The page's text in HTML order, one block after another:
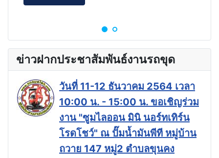
ข่าวฝากประชาสัมพันธ์งานรถขุด
วันที่ 11-12 ธันวาคม 2564 เวลา
10:00 น. - 15:00 น. ขอเชิญร่วม
งาน "ซูมไลออน มินิ นอร์ทเทิร์น
โรดโชว์" ณ ปั๊มน้ำมันพีที หมู่บ้าน
ถวาย 147 หมู่2 ตำบลขุนคง